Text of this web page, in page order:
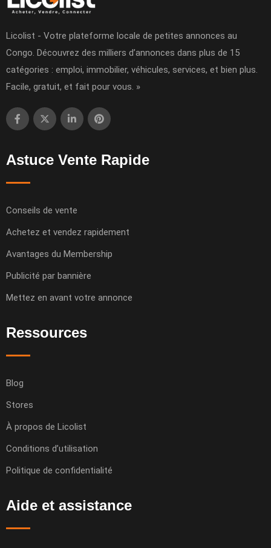
Licolist - Votre plateforme locale de petites annonces au
Congo. Découvrez des milliers d’annonces dans plus de 15
catégories : emploi, immobilier, véhicules, services, et bien plus.
Facile, gratuit, et fait pour vous. »
Astuce Vente Rapide
Conseils de vente
Achetez et vendez rapidement
Avantages du Membership
Publicité par bannière
Mettez en avant votre annonce
Ressources
Blog
Stores
À propos de Licolist
Conditions d’utilisation
Politique de confidentialité
Aide et assistance